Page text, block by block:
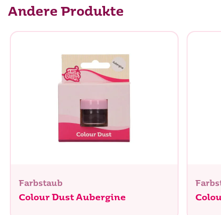
Eiweiß
Salz
0 g
Andere Produkte
Farbstaub
Colour Dust Aubergine